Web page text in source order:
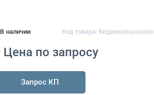
В наличии Код товара:
Цена по запросу
Запрос КП